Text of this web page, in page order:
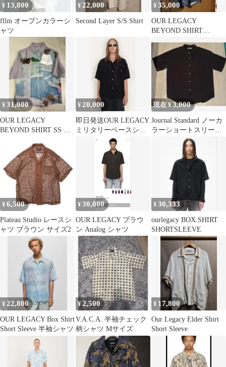
¥ 13,800
fllm オープンカラーシ
ャツ
¥ 22,000
Second Layer S/S Shirt
¥35,000
OUR LEGACY
BEYOND SHIRT
¥31,000
OUR LEGACY
BEYOND SHIRT SS シ
¥ 20,000
即日発送OUR LEGACY
ミリタリーベースショ
ートスリーブシャツ シ
現在 ¥3,000
Journal Standard ノーカ
ラーショートスリーブ
¥ 6,500
Plateau Studio レースシ
ャツ ブラウン サイズ2
¥30,000
OUR LEGACY ブラウ
ン Analog シャツ
¥30,333
ourlegacy BOX SHIRT
SHORTSLEEVE
¥22,800
OUR LEGACY Box Shirt
Short Sleeve 半袖シャツ
¥2,500
V.A.C.A. 半袖チェック
柄シャツ Mサイズ
¥ 17,800
Our Legacy Elder Shirt
Short Sleeve